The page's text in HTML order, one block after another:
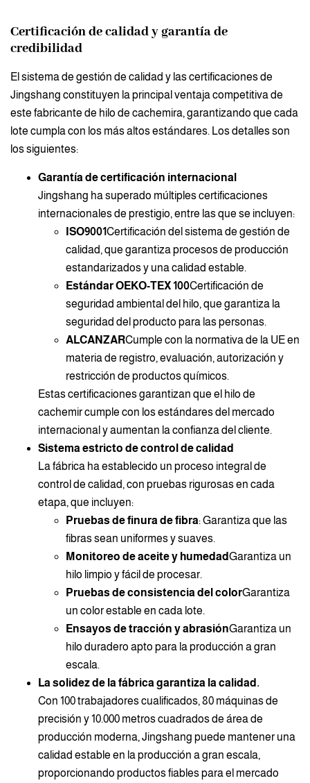
Certificación de calidad y garantía de
credibilidad
El sistema de gestión de calidad y las certificaciones de
Jingshang constituyen la principal ventaja competitiva de
este fabricante de hilo de cachemira, garantizando que cada
lote cumpla con los más altos estándares. Los detalles son
los siguientes:
Garantía de certificación internacional
Jingshang ha superado múltiples certificaciones
internacionales de prestigio, entre las que se incluyen:
ISO9001Certificación del sistema de gestión de
calidad, que garantiza procesos de producción
estandarizados y una calidad estable.
Estándar OEKO-TEX 100Certificación de
seguridad ambiental del hilo, que garantiza la
seguridad del producto para las personas.
ALCANZARCumple con la normativa de la UE en
materia de registro, evaluación, autorización y
restricción de productos químicos.
Estas certificaciones garantizan que el hilo de
cachemir cumple con los estándares del mercado
internacional y aumentan la confianza del cliente.
Sistema estricto de control de calidad
La fábrica ha establecido un proceso integral de
control de calidad, con pruebas rigurosas en cada
etapa, que incluyen:
Pruebas de finura de fibra: Garantiza que las
fibras sean uniformes y suaves.
Monitoreo de aceite y humedadGarantiza un
hilo limpio y fácil de procesar.
Pruebas de consistencia del colorGarantiza
un color estable en cada lote.
Ensayos de tracción y abrasiónGarantiza un
hilo duradero apto para la producción a gran
escala.
La solidez de la fábrica garantiza la calidad.
Con 100 trabajadores cualificados, 80 máquinas de
precisión y 10.000 metros cuadrados de área de
producción moderna, Jingshang puede mantener una
calidad estable en la producción a gran escala,
proporcionando productos fiables para el mercado